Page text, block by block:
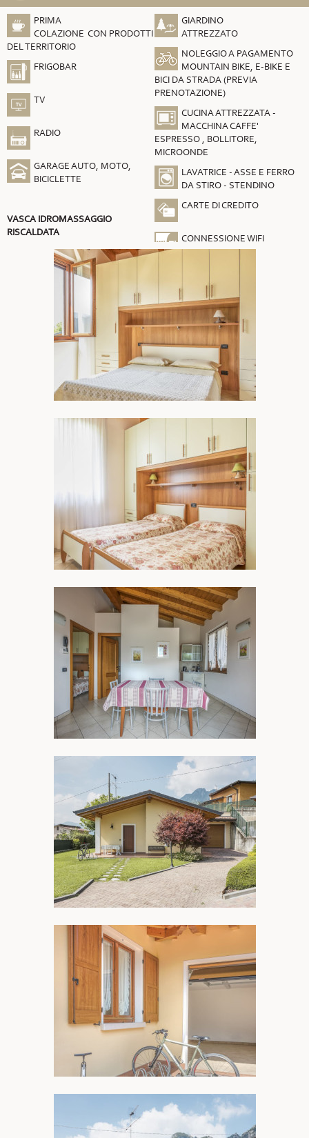
PRIMA
COLAZIONE CON PRODOTTI
DEL TERRITORIO
FRIGOBAR
TV
RADIO
GARAGE AUTO, MOTO,
BICICLETTE
VASCA IDROMASSAGGIO
RISCALDATA
GIARDINO
ATTREZZATO
NOLEGGIO A PAGAMENTO
MOUNTAIN BIKE, E-BIKE E
BICI DA STRADA (PREVIA
PRENOTAZIONE)
CUCINA ATTREZZATA -
MACCHINA CAFFE'
ESPRESSO , BOLLITORE,
MICROONDE
LAVATRICE - ASSE E FERRO
DA STIRO - STENDINO
CARTE DI CREDITO
CONNESSIONE WIFI
GRATUITA